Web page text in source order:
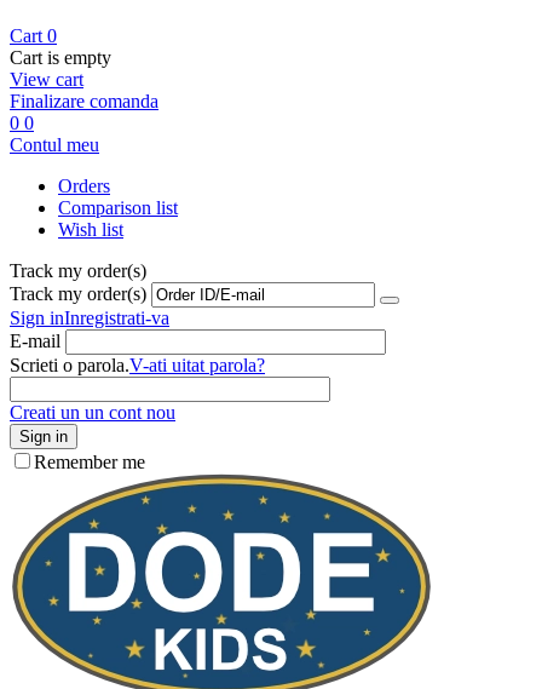
Cart 0
Cart is empty
View cart
Finalizare comanda
0 0
Contul meu
Orders
Comparison list
Wish list
Track my order(s)
Track my order(s)
Sign inInregistrati-va
E-mail
Scrieti o parola.V-ati uitat parola?
Creati un un cont nou
Sign in
Remember me